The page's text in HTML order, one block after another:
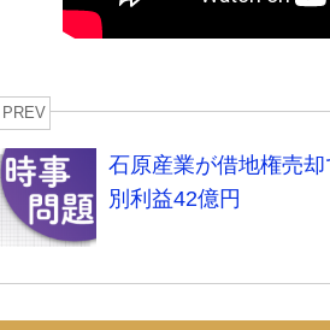
PREV
石原産業が借地権売却
別利益42億円